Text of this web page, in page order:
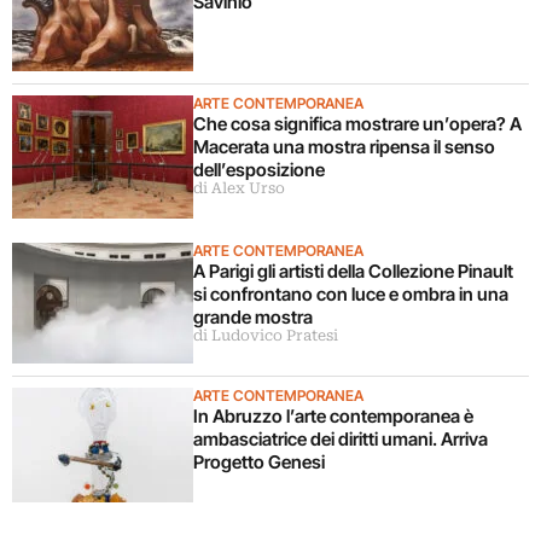
ARTE CONTEMPORANEA
Che cosa significa mostrare un’opera? A
Macerata una mostra ripensa il senso
dell’esposizione
di Alex Urso
ARTE CONTEMPORANEA
A Parigi gli artisti della Collezione Pinault
si confrontano con luce e ombra in una
grande mostra
di Ludovico Pratesi
ARTE CONTEMPORANEA
In Abruzzo l’arte contemporanea è
ambasciatrice dei diritti umani. Arriva
Progetto Genesi